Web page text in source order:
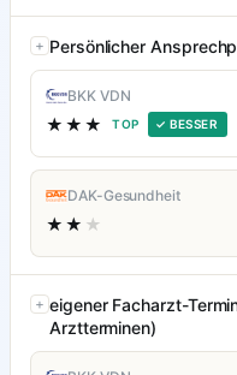
Persönlicher
BKK VDN
★★★ TOP ✓ BESSER
DAK-Gesundheit
★★ ★
eigener Facharzt-
Arztterminen)